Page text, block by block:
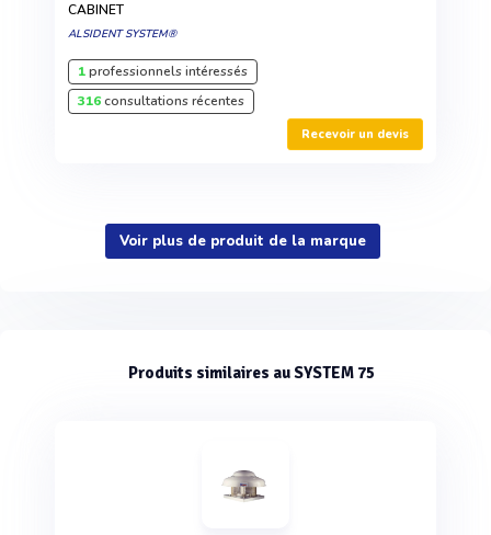
CABINET
ALSIDENT SYSTEM®
1professionnels intéressés
316consultations récentes
Recevoir un devis
Voir plus de produit de la marque
Produits similaires au SYSTEM 75